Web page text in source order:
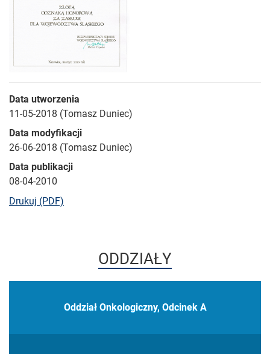
Data utworzenia
11-05-2018 (Tomasz Duniec)
Data modyfikacji
26-06-2018 (Tomasz Duniec)
Data publikacji
08-04-2010
Drukuj (PDF)
ODDZIAŁY
Oddział Onkologiczny, Odcinek A